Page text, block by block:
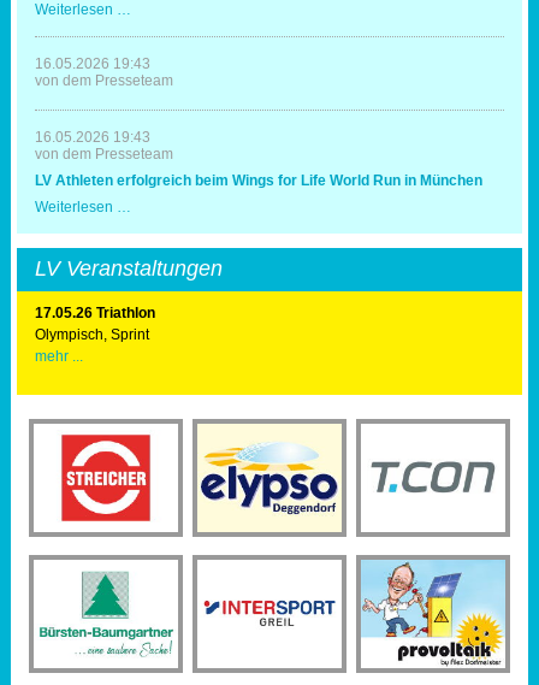
Erfolg
Weiterlesen …
zum
20.
Mal
16.05.2026 19:43
von dem Presseteam
16.05.2026 19:43
von dem Presseteam
LV Athleten erfolgreich beim Wings for Life World Run in München
Weiterlesen …
beim
Wings
for
Life
Run
LV Veranstaltungen
17.05.26 Triathlon
Olympisch, Sprint
mehr ...